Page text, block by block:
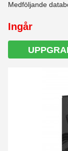
Medföljande
Ingår